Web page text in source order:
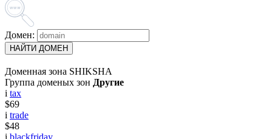
Домен:
НАЙТИ ДОМЕН
Доменная зона SHIKSHA
Группа доменых зон Другие
i tax
$69
i trade
$48